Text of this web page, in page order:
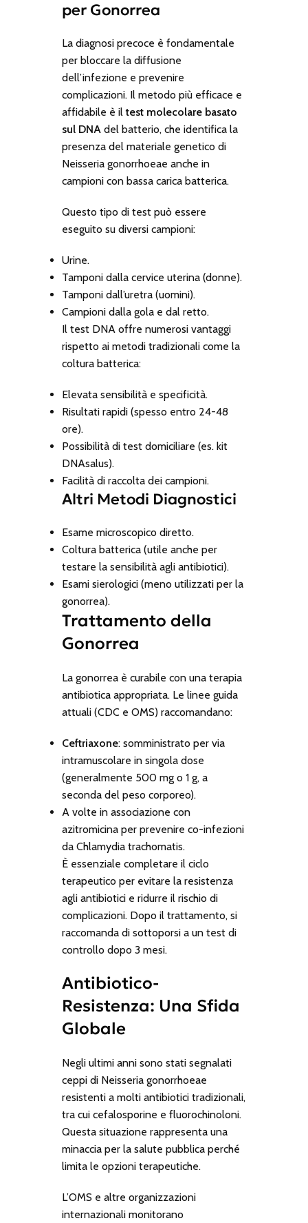
per Gonorrea
La diagnosi precoce è fondamentale
per bloccare la diffusione
dell’infezione e prevenire
complicazioni. Il metodo più efficace e
affidabile è iltest molecolare basato
sul DNAdel batterio, che identifica la
presenza del materiale genetico di
Neisseria gonorrhoeae anche in
campioni con bassa carica batterica.
Questo tipo di test può essere
eseguito su diversi campioni:
Urine.
Tamponi dalla cervice uterina (donne).
Tamponi dall’uretra (uomini).
Campioni dalla gola e dal retto.
Il test DNA offre numerosi vantaggi
rispetto ai metodi tradizionali come la
coltura batterica:
Elevata sensibilità e specificità.
Risultati rapidi (spesso entro 24-48
ore).
Possibilità di test domiciliare (es. kit
DNAsalus).
Facilità di raccolta dei campioni.
Altri Metodi Diagnostici
Esame microscopico diretto.
Coltura batterica (utile anche per
testare la sensibilità agli antibiotici).
Esami sierologici (meno utilizzati per la
gonorrea).
Trattamento della
Gonorrea
La gonorrea è curabile con una terapia
antibiotica appropriata. Le linee guida
attuali (CDC e OMS) raccomandano:
Ceftriaxone: somministrato per via
intramuscolare in singola dose
(generalmente 500 mg o 1 g, a
seconda del peso corporeo).
A volte in associazione con
azitromicina per prevenire co-infezioni
da Chlamydia trachomatis.
È essenziale completare il ciclo
terapeutico per evitare la resistenza
agli antibiotici e ridurre il rischio di
complicazioni. Dopo il trattamento, si
raccomanda di sottoporsi a un test di
controllo dopo 3 mesi.
Antibiotico-
Resistenza: Una Sfida
Globale
Negli ultimi anni sono stati segnalati
ceppi di Neisseria gonorrhoeae
resistenti a molti antibiotici tradizionali,
tra cui cefalosporine e fluorochinoloni.
Questa situazione rappresenta una
minaccia per la salute pubblica perché
limita le opzioni terapeutiche.
L’OMS e altre organizzazioni
internazionali monitorano